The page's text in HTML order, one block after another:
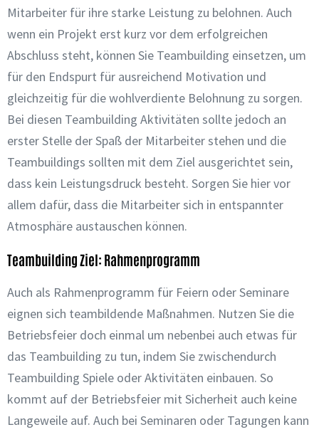
Mitarbeiter für ihre starke Leistung zu belohnen. Auch
wenn ein Projekt erst kurz vor dem erfolgreichen
Abschluss steht, können Sie Teambuilding einsetzen, um
für den Endspurt für ausreichend Motivation und
gleichzeitig für die wohlverdiente Belohnung zu sorgen.
Bei diesen Teambuilding Aktivitäten sollte jedoch an
erster Stelle der Spaß der Mitarbeiter stehen und die
Teambuildings sollten mit dem Ziel ausgerichtet sein,
dass kein Leistungsdruck besteht. Sorgen Sie hier vor
allem dafür, dass die Mitarbeiter sich in entspannter
Atmosphäre austauschen können.
Teambuilding Ziel: Rahmenprogramm
Auch als Rahmenprogramm für Feiern oder Seminare
eignen sich teambildende Maßnahmen. Nutzen Sie die
Betriebsfeier doch einmal um nebenbei auch etwas für
das Teambuilding zu tun, indem Sie zwischendurch
Teambuilding Spiele oder Aktivitäten einbauen. So
kommt auf der Betriebsfeier mit Sicherheit auch keine
Langeweile auf. Auch bei Seminaren oder Tagungen kann